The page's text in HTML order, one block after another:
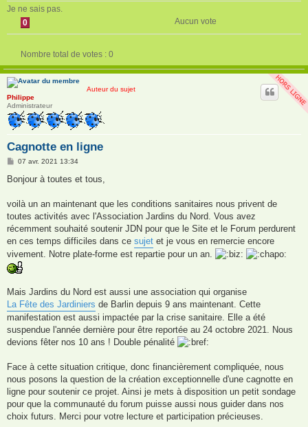
Je ne sais pas.
0
Aucun vote
Nombre total de votes : 0
Auteur du sujet
Philippe
Administrateur
Cagnotte en ligne
M
s
g
07 avr. 2021 13:34
Bonjour à toutes et tous,
voilà un an maintenant que les conditions sanitaires nous privent de
toutes activités avec l'Association Jardins du Nord. Vous avez
récemment souhaité soutenir JDN pour que le Site et le Forum perdurent
en ces temps difficiles dans ce sujet et je vous en remercie encore
vivement. Notre plate-forme est repartie pour un an.
Mais Jardins du Nord est aussi une association qui organise
La Fête des Jardiniers de Barlin depuis 9 ans maintenant. Cette
manifestation est aussi impactée par la crise sanitaire. Elle a été
suspendue l'année dernière pour être reportée au 24 octobre 2021. Nous
devions fêter nos 10 ans ! Double pénalité
Face à cette situation critique, donc financièrement compliquée, nous
nous posons la question de la création exceptionnelle d'une cagnotte en
ligne pour soutenir ce projet. Ainsi je mets à disposition un petit sondage
pour que la communauté du forum puisse aussi nous guider dans nos
choix futurs. Merci pour votre lecture et participation précieuses.